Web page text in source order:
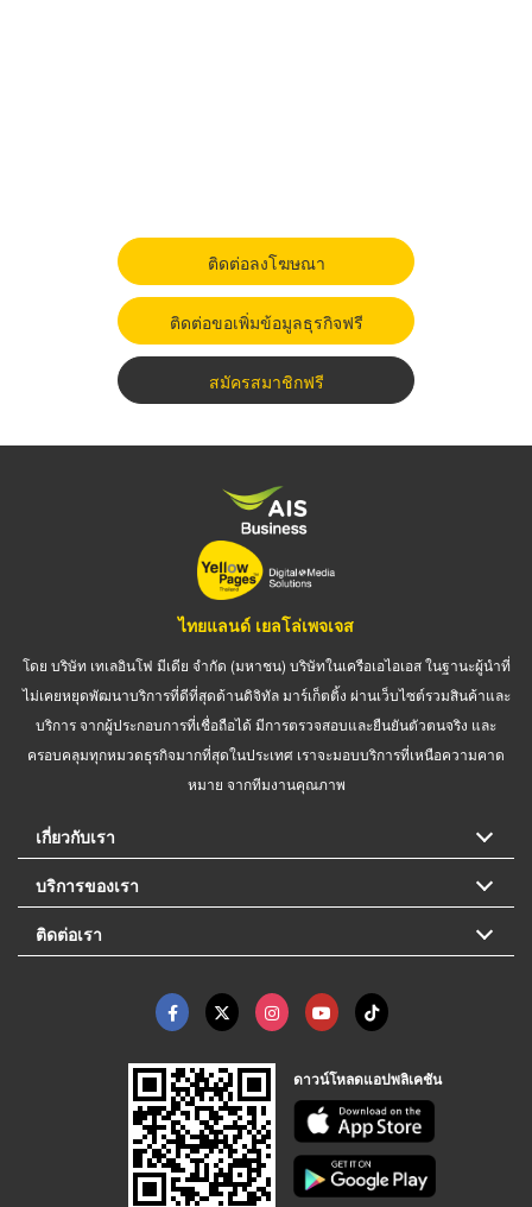
ติดต่อลงโฆษณา
ติดต่อขอเพิ่มข้อมูลธุรกิจฟรี
สมัครสมาชิกฟรี
ไทยแลนด์ เยลโล่เพจเจส
โดย บริษัท เทเลอินโฟ มีเดีย จำกัด (มหาชน) บริษัทในเครือเอไอเอส ในฐานะผู้นำที่
ไม่เคยหยุดพัฒนาบริการที่ดีที่สุดด้านดิจิทัล มาร์เก็ตติ้ง ผ่านเว็บไซต์รวมสินค้าและ
บริการ จากผู้ประกอบการที่เชื่อถือได้ มีการตรวจสอบและยืนยันตัวตนจริง และ
ครอบคลุมทุกหมวดธุรกิจมากที่สุดในประเทศ เราจะมอบบริการที่เหนือความคาด
หมาย จากทีมงานคุณภาพ
เกี่ยวกับเรา
บริการของเรา
ติดต่อเรา
ดาวน์โหลดแอปพลิเคชัน